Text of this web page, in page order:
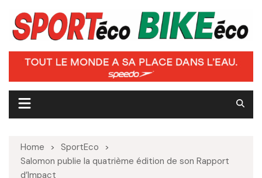
content
Home
SportEco
Salomon publie la quatrième édition de son Rapport
d’Impact